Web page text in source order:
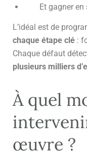
Et gagner
L’idéal est de
chaque étape clé :
Chaque défaut
plusieurs milliers
À quel
œuvre ?